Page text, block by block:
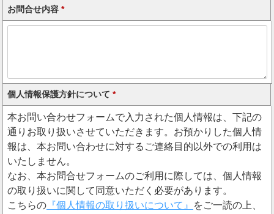
お問合せ内容 *
個人情報保護方針について *
本お問い合わせフォームで入力された個人情報は、下記の
通りお取り扱いさせていただきます。お預かりした個人情
報は、本お問い合わせに対するご連絡目的以外での利用は
いたしません。
なお、本お問合せフォームのご利用に際しては、個人情報
の取り扱いに関して同意いただく必要があります。
こちらの 『個人情報の取り扱いについて』
をご一読の上、